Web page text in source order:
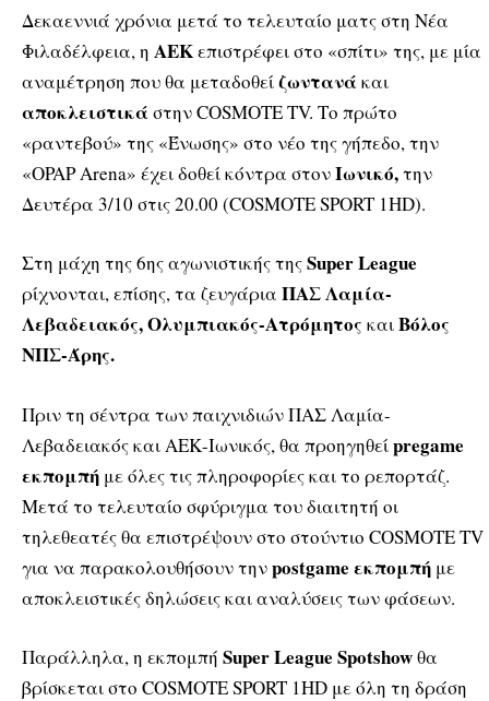
Δεκαεννιά χρόνια μετά το τελευταίο ματς στη Νέα
Φιλαδέλφεια, η ΑΕΚεπιστρέφει στο «σπίτι» της, με μία
αναμέτρηση που θα μεταδοθείζωντανάκαι
αποκλειστικάστην COSMOTE TV. Το πρώτο
«ραντεβού» της «Ένωσης» στο νέο της γήπεδο, την
«OPAP Arena» έχει δοθεί κόντρα στονΙωνικό,την
Δευτέρα 3/10 στις 20.00 (COSMOTE SPORT 1HD).
Στη μάχη της 6ης αγωνιστικής τηςSuper League
ρίχνονται, επίσης, τα ζευγάρια ΠΑΣ Λαμία-
Λεβαδειακός, Ολυμπιακός-Ατρόμητος καιΒόλος
ΝΠΣ-Άρης.
Πριν τη σέντρα των παιχνιδιών ΠΑΣ Λαμία-
Λεβαδειακός και ΑΕΚ-Ιωνικός, θα προηγηθείpregame
εκπομπή με όλες τις πληροφορίες και το ρεπορτάζ.
Μετά το τελευταίο σφύριγμα του διαιτητή οι
τηλεθεατές θα επιστρέψουν στο στούντιο COSMOTE TV
για να παρακολουθήσουν τηνpostgame εκπομπή με
αποκλειστικές δηλώσεις και αναλύσεις των φάσεων.
Παράλληλα, η εκπομπή Super League Spotshowθα
βρίσκεται στο COSMOTE SPORT 1HD με όλη τη δράση